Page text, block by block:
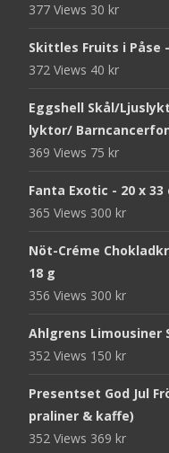
377 Views 30 kr
Skittles Fruits i Påse
372 Views 40 kr
Eggshell Skål/
lyktor/
369 Views 75 kr
Fanta Exotic - 20 x 33
365 Views 300 kr
Nöt-Créme
18 g
356 Views 300 kr
Ahlgrens Limousiner
352 Views 150 kr
Presentset God Jul
praliner & kaffe)
352 Views 369 kr